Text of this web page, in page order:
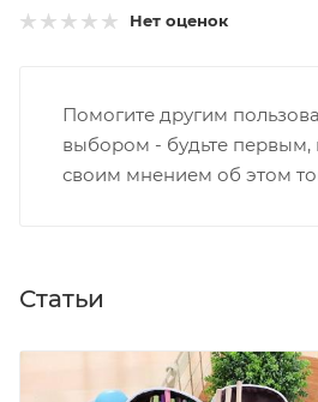
Нет оценок
Помогите другим
выбором - будьте первым,
своим мнением об этом
Статьи